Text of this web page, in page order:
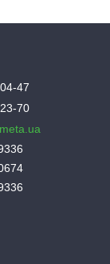
47
70